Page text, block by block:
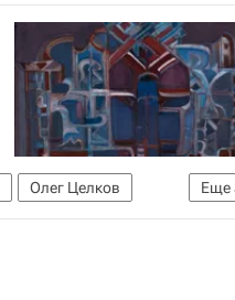
Еще
Олег Целков